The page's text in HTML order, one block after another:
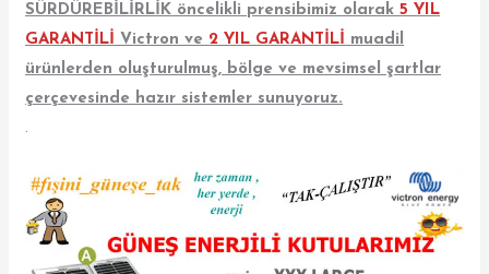
SÜRDÜREBİLİRLİK öncelikli prensibimiz olarak5 YIL
GARANTİLİ
Victron ve 2 YIL GARANTİLİ
muadil
ürünlerden oluşturulmuş, bölge ve mevsimsel şartlar
çerçevesinde hazır sistemler sunuyoruz.
.